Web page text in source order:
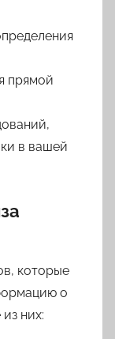
прямой
в вашей
которые
о
них: